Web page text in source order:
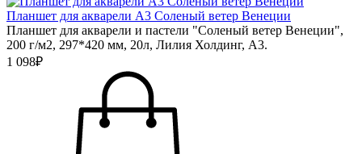
Планшет для акварели А3 Соленый ветер Венеции
Планшет для акварели и пастели "Соленый ветер Венеции",
200 г/м2, 297*420 мм, 20л, Лилия Холдинг, А3.
1 098₽